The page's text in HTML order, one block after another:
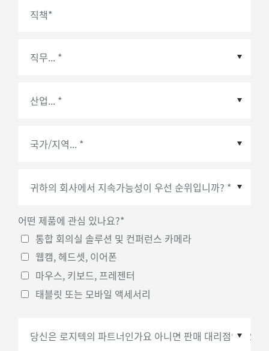
직책*
국가/지역
어떤 제품에 관심 있나요?*
통합 회의실 솔루션 및 컨퍼런스 카메라
웹캠, 헤드셋, 이어폰
마우스, 키보드, 프레젠터
태블릿 또는 모바일 액세서리